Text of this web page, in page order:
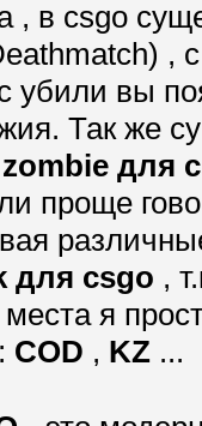
, в csgo
,
убили вы
Так же
для
проще
для csgo ,
я
COD , KZ ...